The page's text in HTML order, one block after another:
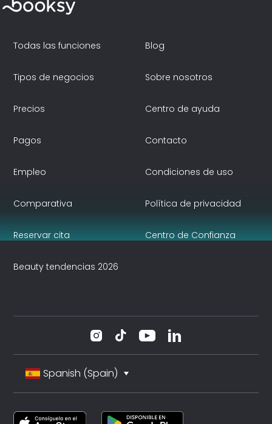
Todas las funciones
Tipos de negocios
Precios
Pagos
Blog
Sobre nosotros
Centro de ayuda
Contacto
Empleo
Comparativa
Reservar cita
Beauty tendencias 2026
Condiciones de uso
Política de privacidad
Centro de Confianza
Spanish (Spain)